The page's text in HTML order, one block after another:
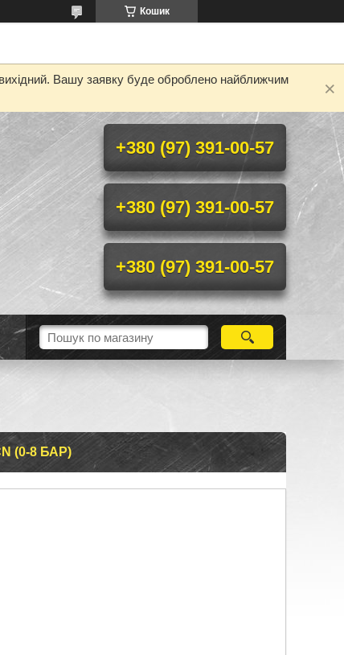
Кошик
Вашу заявку буде оброблено найближчим
+380 (97) 391-00-57
+380 (97) 391-00-57
+380 (97) 391-00-57
(0-8 БАР)